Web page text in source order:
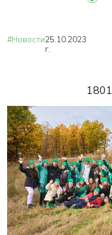
#Новости25.10.2023
г.
1801